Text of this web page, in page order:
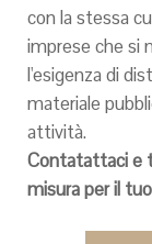
con la stessa
imprese che si
l'esigenza di
materiale
attività.
Contatattaci e
misura per il